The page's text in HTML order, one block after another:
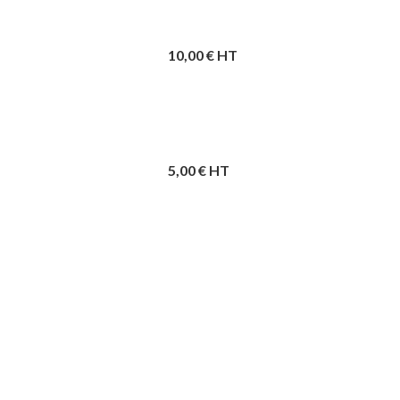
10,00€ HT
5,00€ HT